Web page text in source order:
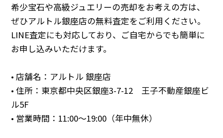
希少宝石や高級ジュエリーの売却をお考えの方は、
ぜひアルトル銀座店の無料査定をご利用ください。
LINE査定にも対応しており、ご自宅からでも簡単に
お申し込みいただけます。
• 店舗名：アルトル 銀座店
• 住所：東京都中央区銀座3-7-12 王子不動産銀座ビ
ル5F
• 営業時間：11:00～19:00（年中無休）